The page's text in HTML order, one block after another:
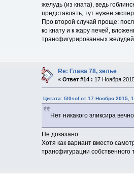
желудь (из кната), ведь
представлять; тут нужен
Про второй случай проще:
ко кнату и к жару печей,
трансфигурированных
Re: Глава 78, зелье
«Ответ #14 : 17 Ноября
Цитата: fil0sof от 17 Ноября 2015,
Нет никакого эликсира
Не доказано.
Хотя как вариант вместо
трансфигурации собственного